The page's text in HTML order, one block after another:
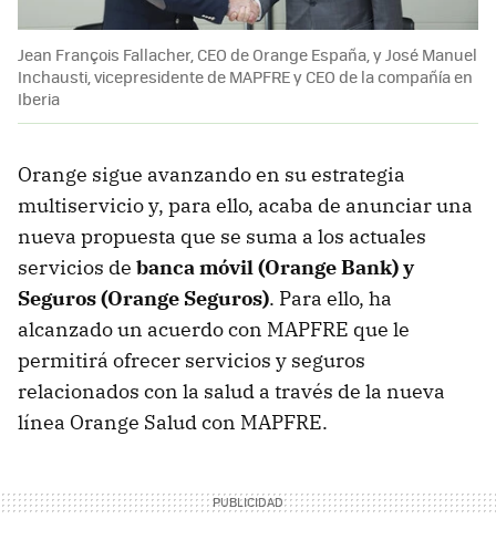
Jean François Fallacher, CEO de Orange España, y José Manuel
Inchausti, vicepresidente de MAPFRE y CEO de la compañía en
Iberia
Orange sigue avanzando en su estrategia
multiservicio y, para ello, acaba de anunciar una
nueva propuesta que se suma a los actuales
servicios de banca móvil (Orange Bank) y
Seguros (Orange Seguros). Para ello, ha
alcanzado un acuerdo con MAPFRE que le
permitirá ofrecer servicios y seguros
relacionados con la salud a través de la nueva
línea Orange Salud con MAPFRE.